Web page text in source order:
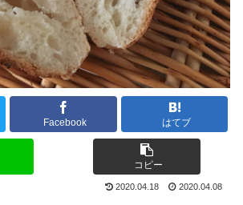
Facebook はてブ
コピー
2020.04.18 2020.04.08